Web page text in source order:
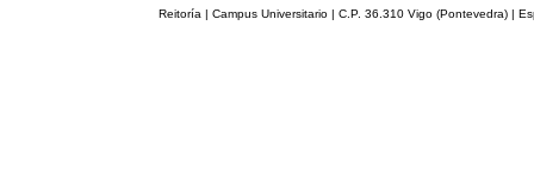
Reitoría | Campus Universitario | C.P. 36.310 Vigo (Pontevedra) |